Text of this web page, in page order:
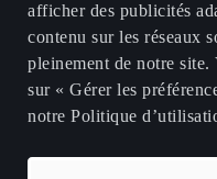
afficher des publicités
contenu sur les réseaux
pleinement de notre site.
sur « Gérer les
notre Politique